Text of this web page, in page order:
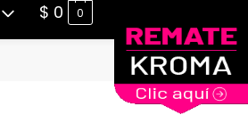
$ 0 0